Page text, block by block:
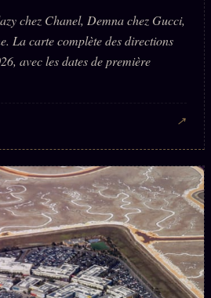
chez Chanel, Demna chez Gucci,
La carte complète des directions
avec les dates de première
↗